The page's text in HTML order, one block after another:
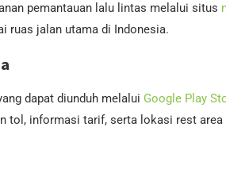
pemantauan lalu lintas melalui situs
ruas jalan utama di Indonesia.
dapat diunduh melalui Google Play
tol, informasi tarif, serta lokasi rest area